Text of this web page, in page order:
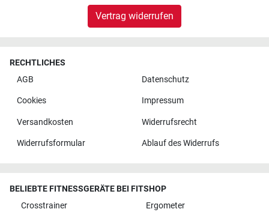
Vertrag widerrufen
RECHTLICHES
AGB
Datenschutz
Cookies Impressum
Versandkosten Widerrufsrecht
Widerrufsformular Ablauf des Widerrufs
BELIEBTE FITNESSGERÄTE BEI FITSHOP
Crosstrainer
Ergometer